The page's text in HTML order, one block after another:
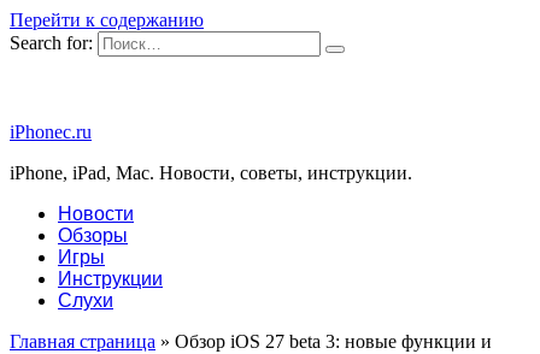
Перейти к содержанию
Search for:
iPhonec.ru
iPhone, iPad, Mac. Новости, советы, инструкции.
Новости
Обзоры
Игры
Инструкции
Слухи
Главная страница » Обзор iOS 27 beta 3: новые функции и